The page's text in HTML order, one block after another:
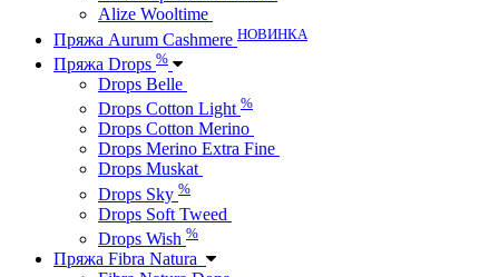
Alize Wooltime
Пряжа Aurum Cashmere НОВИНКА
Пряжа Drops %
Drops Belle
Drops Cotton Light %
Drops Cotton Merino
Drops Merino Extra Fine
Drops Muskat
Drops Sky %
Drops Soft Tweed
Drops Wish %
Пряжа Fibra Natura